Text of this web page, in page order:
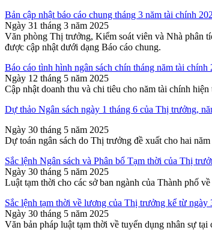
Bản cập nhật báo cáo chung tháng 3 năm tài chính
Ngày 31 tháng 3 năm 2025
Văn phòng Thị trưởng, Kiểm soát viên và Nhà phân
được cập nhật dưới dạng Báo cáo chung.
Báo cáo tình hình ngân sách chín tháng năm tài chính
Ngày 12 tháng 5 năm 2025
Cập nhật doanh thu và chi tiêu cho năm tài chính
Dự thảo Ngân sách ngày 1 tháng 6 của Thị trưởng,
Ngày 30 tháng 5 năm 2025
Dự toán ngân sách do Thị trưởng đề xuất cho hai
Sắc lệnh Ngân sách và Phân bổ Tạm thời của Thị
Ngày 30 tháng 5 năm 2025
Luật tạm thời cho các sở ban ngành của Thành phố
Sắc lệnh tạm thời về lương của Thị trưởng kể từ ngày
Ngày 30 tháng 5 năm 2025
Văn bản pháp luật tạm thời về tuyển dụng nhân sự tại